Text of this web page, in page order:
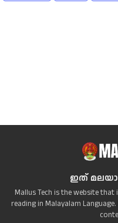
ഇത്
Mallus Tech is the website
reading in Malayalam